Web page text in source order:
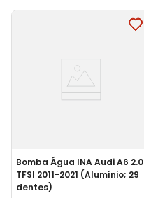
Bomba Água INA Audi A6 2.0
TFSI 2011-2021 (Alumínio; 29
dentes)